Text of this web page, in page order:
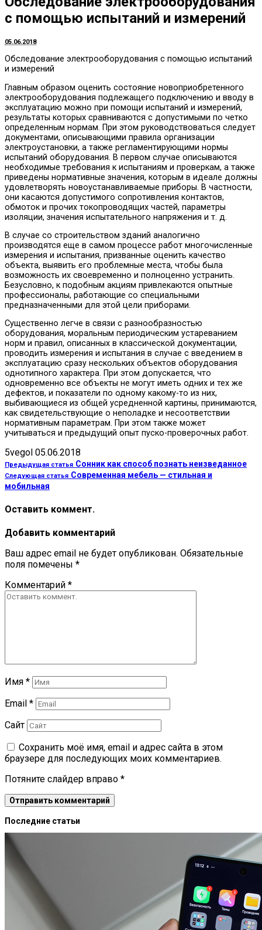
с помощью испытаний и измерений
05.06.2018
Обследование электрооборудования с помощью испытаний
и измерений
Главным образом оценить состояние новоприобретенного
электрооборудования подлежащего подключению и вводу в
эксплуатацию можно при помощи испытаний и измерений,
результаты которых сравниваются с допустимыми по четко
определенным нормам. При этом руководствоваться следует
документами, описывающими правила организации
электроустановки, а также регламентирующими нормы
испытаний оборудования. В первом случае описываются
необходимые требования к испытаниям и проверкам, а также
приведены нормативные значения, которым в идеале должны
удовлетворять новоустанавливаемые приборы. В частности,
они касаются допустимого сопротивления контактов,
обмоток и прочих токопроводящих частей, параметры
изоляции, значения испытательного напряжения и т. д.
В случае со строительством зданий аналогично
производятся еще в самом процессе работ многочисленные
измерения и испытания, призванные оценить качество
объекта, выявить его проблемные места, чтобы была
возможность их своевременно и полноценно устранить.
Безусловно, к подобным акциям привлекаются опытные
профессионалы, работающие со специальными
предназначенными для этой цели приборами.
Существенно легче в связи с разнообразностью
оборудования, моральным периодическим устареванием
норм и правил, описанных в классической документации,
проводить измерения и испытания в случае с введением в
эксплуатацию сразу нескольких объектов оборудования
однотипного характера. При этом допускается, что
одновременно все объекты не могут иметь одних и тех же
дефектов, и показатели по одному какому-то из них,
выбивающиеся из общей усредненной картины, принимаются,
как свидетельствующие о неполадке и несоответствии
нормативным параметрам. При этом также может
учитываться и предыдущий опыт пуско-проверочных работ.
5vegol 05.06.2018
Предыдущая статья Сонник как способ познать неизведанное
Следующая статья Современная мебель — стильная и
мобильная
Оставить коммент.
Добавить комментарий
Ваш адрес email не будет опубликован. Обязательные
поля помечены *
Комментарий *
Имя *
Email *
Сайт
Сохранить моё имя, email и адрес сайта в этом
браузере для последующих моих комментариев.
Потяните слайдер вправо *
Последние статьи